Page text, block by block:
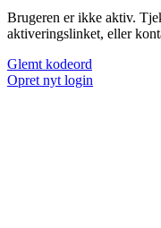
Brugeren er ikke aktiv.
aktiveringslinket, eller
Glemt kodeord
Opret nyt login